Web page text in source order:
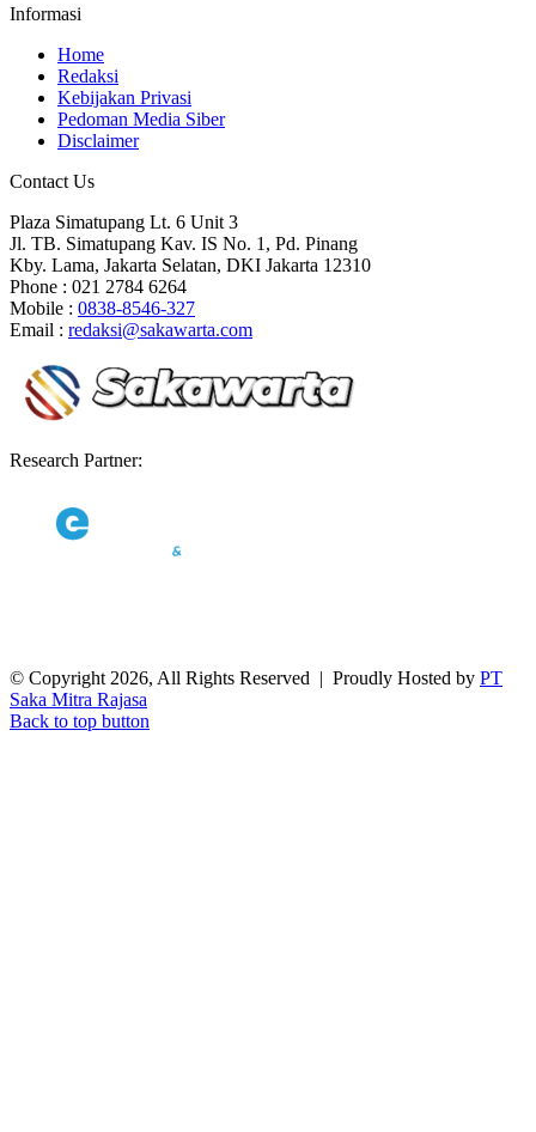
Informasi
Home
Redaksi
Kebijakan Privasi
Pedoman Media Siber
Disclaimer
Contact Us
Plaza Simatupang Lt. 6 Unit 3
Jl. TB. Simatupang Kav. IS No. 1, Pd. Pinang
Kby. Lama, Jakarta Selatan, DKI Jakarta 12310
Phone : 021 2784 6264
Mobile : 0838-8546-327
Email : redaksi@sakawarta.com
Research Partner:
© Copyright 2026, All Rights Reserved | Proudly Hosted by PT
Saka Mitra Rajasa
Back to top button